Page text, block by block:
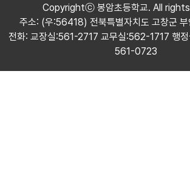
Copyrightⓒ 봉암초등학교. All
주소: (우:56418) 전북특별자치도 고창군
전화: 교장실:561-2717 교무실:562-1717 행
561-0723